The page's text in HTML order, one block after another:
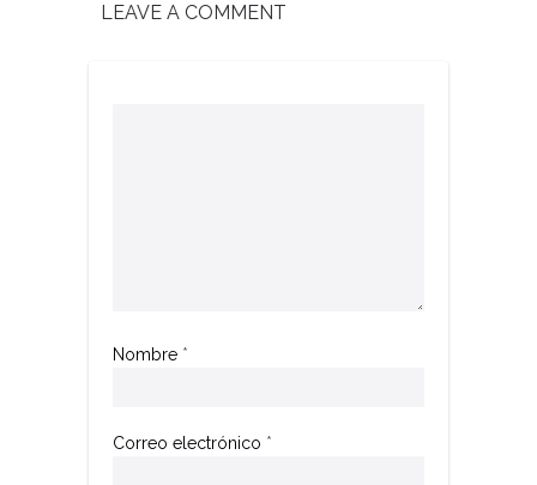
LEAVE A COMMENT
Nombre *
Correo electrónico *